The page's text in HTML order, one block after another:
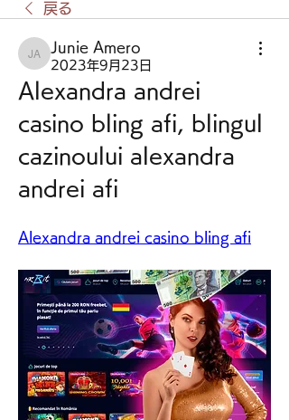
戻る
Junie Amero
Junie Amero
2023年9月23日
Alexandra andrei
casino bling afi, blingul
cazinoului alexandra
andrei afi
Alexandra andrei casino bling afi